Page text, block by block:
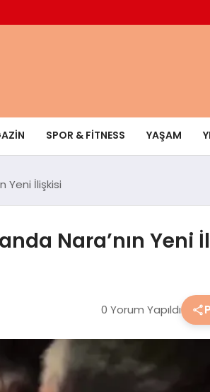
SPOR & FITNESS YAŞAM
Yeni İlişkisi
Nara’nın Yeni
0 Yorum Yapıldı